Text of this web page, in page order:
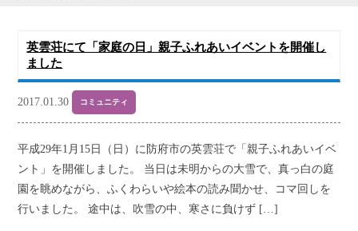
英雲荘にて「家庭の日」親子ふれあいイベントを開催し
ました
2017.01.30 コミュニティ
平成29年1月15日（日）に防府市の英雲荘で「親子ふれあいイベ
ント」を開催しました。 当日は未明からの大雪で、真っ白の庭
園を眺めながら、ふくわらいや絵本の読み聞かせ、コマ回しを
行いました。 途中は、吹雪の中、寒さに負けず […]